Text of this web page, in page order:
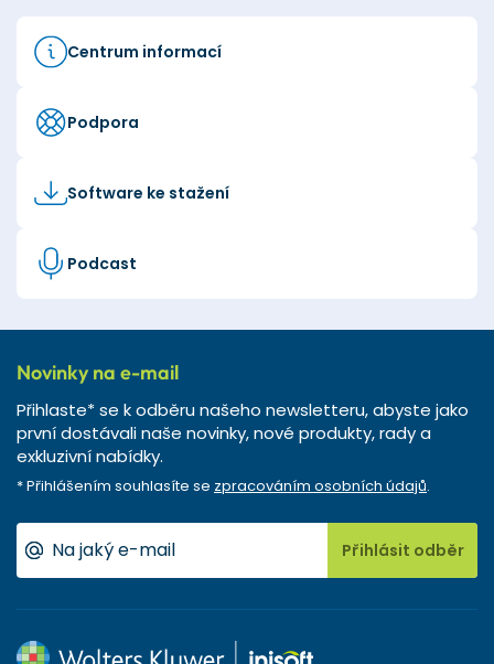
Centrum informací
Podpora
Software ke stažení
Podcast
Novinky na e-mail
Přihlaste* se k odběru našeho newsletteru, abyste jako
první dostávali naše novinky, nové produkty, rady a
exkluzivní nabídky.
* Přihlášením souhlasíte se zpracováním osobních údajů.
Přihlásit odběr